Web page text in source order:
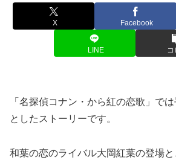
X Facebook
LINE コ
「名探偵コナン・から紅の恋歌」で
としたストーリーです。
和葉の恋のライバル大岡紅葉の登場